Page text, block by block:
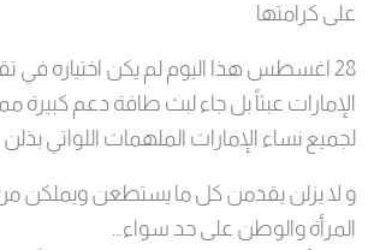
على كرامتها
28 اغسطس هذا اليوم لم يكن اختياره في
الإمارات عبثاً بل جاء لبث طاقة دعم كبيرة
لجميع نساء الإمارات الملهمات اللواتي
و لا يزلن يقدمن كل ما يستطعن ويملكن
المرأة والوطن على حد سواء…